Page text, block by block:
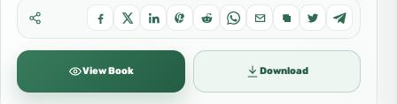
View Book Download